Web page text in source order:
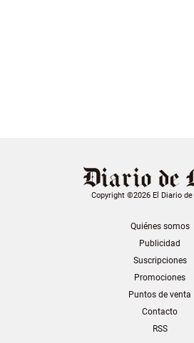
Copyright ©2026 El Diario de
Quiénes somos
Publicidad
Suscripciones
Promociones
Puntos de venta
Contacto
RSS